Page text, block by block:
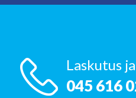
Laskutus
045 616